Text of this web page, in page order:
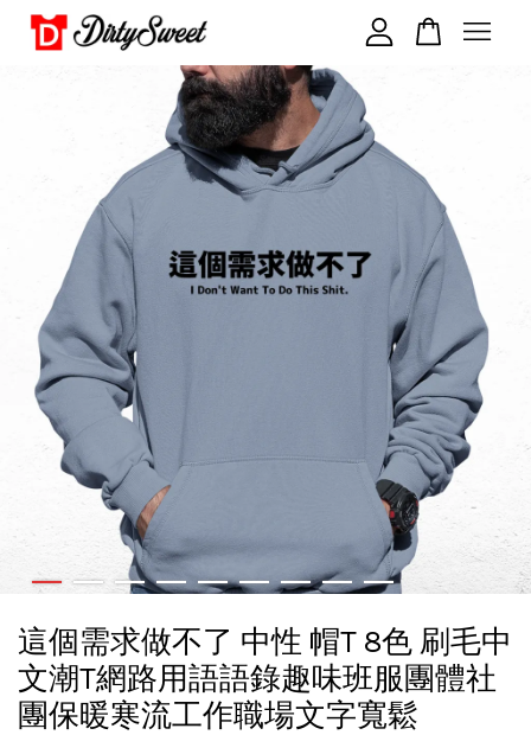
這個需求做不了 中性 帽T 8色 刷毛中
文潮T網路用語語錄趣味班服團體社
團保暖寒流工作職場文字寬鬆
您的購物車目前還是空的。
繼續購物